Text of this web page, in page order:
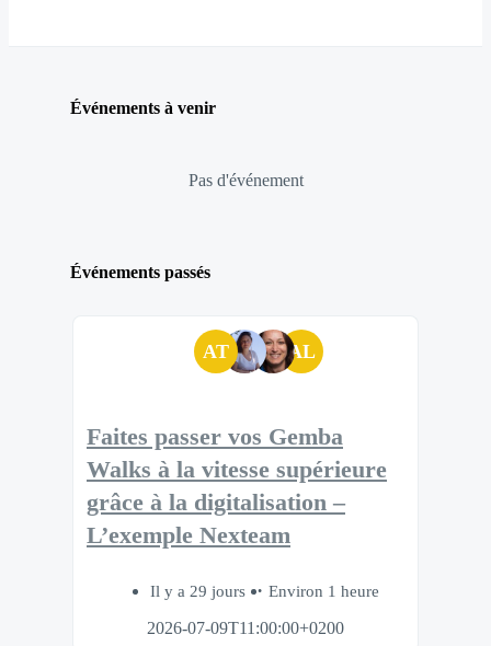
Événements à venir
Pas d'événement
Événements passés
AT AL
Faites passer vos Gemba
Walks à la vitesse supérieure
grâce à la digitalisation –
L’exemple Nexteam
Il y a 29 jours
Environ 1 heure
2026-07-09T11:00:00+0200